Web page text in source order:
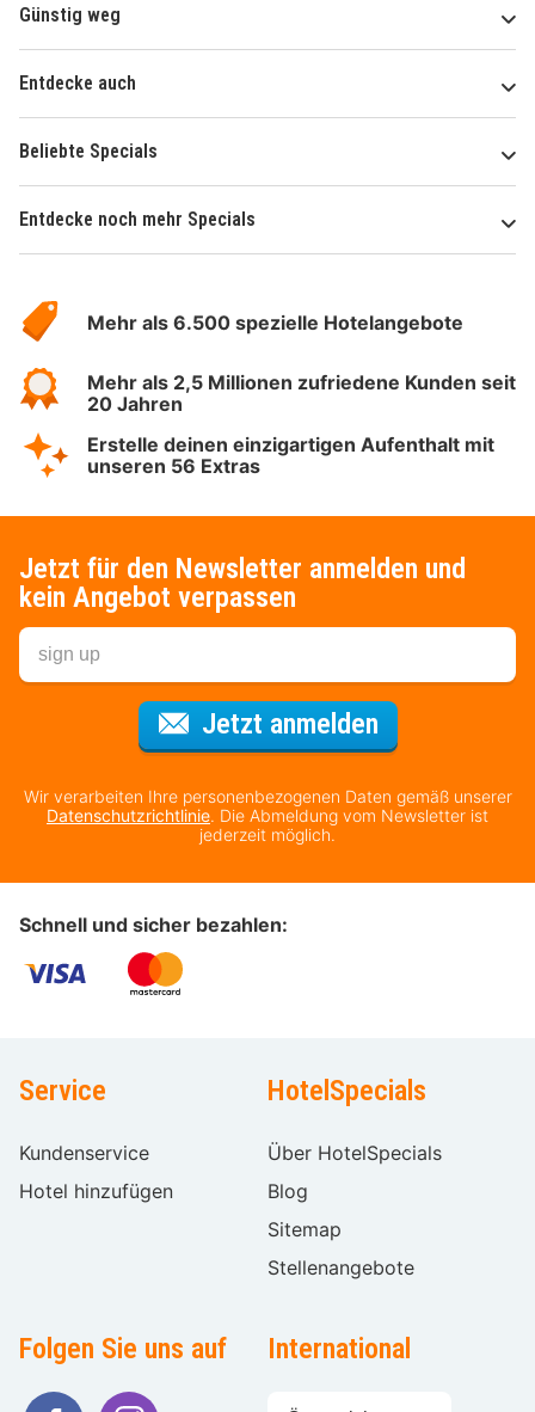
Günstig weg
Entdecke auch
Beliebte Specials
Entdecke noch mehr Specials
Hotelspecials
Mehr als 6.500 spezielle Hotelangebote
Mehr als 2,5 Millionen zufriedene Kunden seit
20 Jahren
Erstelle deinen einzigartigen Aufenthalt mit
unseren 56 Extras
Jetzt für den Newsletter anmelden und
kein Angebot verpassen
Jetzt anmeldenFür den
Wir verarbeiten Ihre personenbezogenen Daten gemäß unserer
Datenschutzrichtlinie. Die Abmeldung vom Newsletter ist
jederzeit möglich.
Schnell und sicher bezahlen:
Service
Kundenservice
Hotel hinzufügen
HotelSpecials
Über HotelSpecials
Blog
Sitemap
Stellenangebote
Folgen Sie uns auf International
Sprache